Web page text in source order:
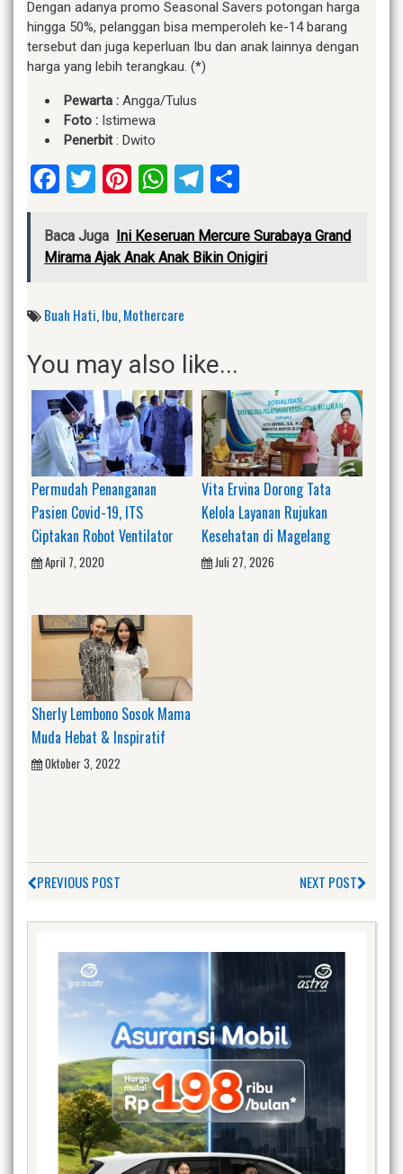
Dengan adanya promo Seasonal Savers potongan harga
hingga 50%, pelanggan bisa memperoleh ke-14 barang
tersebut dan juga keperluan Ibu dan anak lainnya dengan
harga yang lebih terangkau. (*)
Pewarta : Angga/Tulus
Foto : Istimewa
Penerbit: Dwito
Facebook
Twitter
Pinterest
WhatsApp
Telegram
Baca Juga
Ini Keseruan Mercure Surabaya Grand
Mirama Ajak Anak Anak Bikin Onigiri
Buah Hati,Ibu,Mothercare
You may also like...
Permudah Penanganan
Pasien Covid-19, ITS
Ciptakan Robot Ventilator
April 7, 2020
Vita Ervina Dorong Tata
Kelola Layanan Rujukan
Kesehatan di Magelang
Juli 27, 2026
Sherly Lembono Sosok Mama
Muda Hebat & Inspiratif
Oktober 3, 2022
PREVIOUS POST NEXT POST